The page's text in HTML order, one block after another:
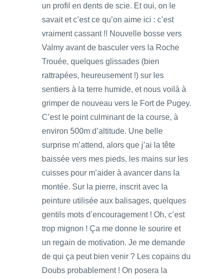
un profil en dents de scie. Et oui, on le
savait et c’est ce qu’on aime ici : c’est
vraiment cassant !! Nouvelle bosse vers
Valmy avant de basculer vers la Roche
Trouée, quelques glissades (bien
rattrapées, heureusement !) sur les
sentiers à la terre humide, et nous voilà à
grimper de nouveau vers le Fort de Pugey.
C’est le point culminant de la course, à
environ 500m d’altitude. Une belle
surprise m’attend, alors que j’ai la tête
baissée vers mes pieds, les mains sur les
cuisses pour m’aider à avancer dans la
montée. Sur la pierre, inscrit avec la
peinture utilisée aux balisages, quelques
gentils mots d’encouragement ! Oh, c’est
trop mignon ! Ça me donne le sourire et
un regain de motivation. Je me demande
de qui ça peut bien venir ? Les copains du
Doubs probablement ! On posera la